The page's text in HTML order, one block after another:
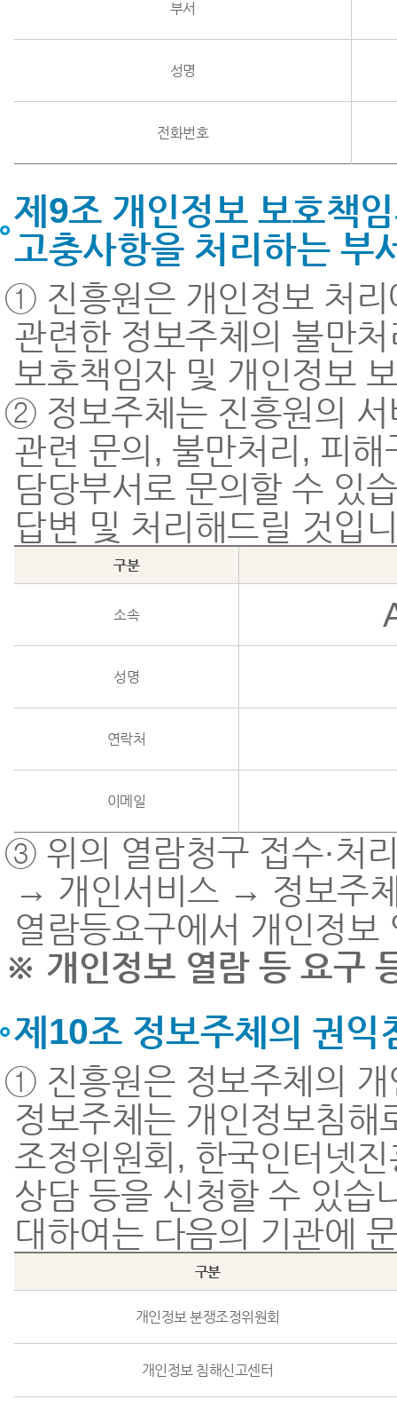
부서
성명
전화번호
제9조 개인정보 보호책
고충사항을 처리하는 부
① 진흥원은 개인정보 처리
관련한 정보주체의 불만
보호책임자 및 개인정보
② 정보주체는 진흥원의 서
관련 문의, 불만처리, 피
담당부서로 문의할 수 있
답변 및 처리해드릴 것입
구분
소속
성명
연락처
이메일
③ 위의 열람청구 접수·처
→ 개인서비스 → 정보주
열람등요구에서 개인정
※ 개인정보 열람 등 요구
제10조 정보주체의 권익
① 진흥원은 정보주체의 개
정보주체는 개인정보침
조정위원회, 한국인터넷
상담 등을 신청할 수 있습
대하여는 다음의 기관에
구분
개인정보 분쟁조정위원회
개인정보 침해신고센터